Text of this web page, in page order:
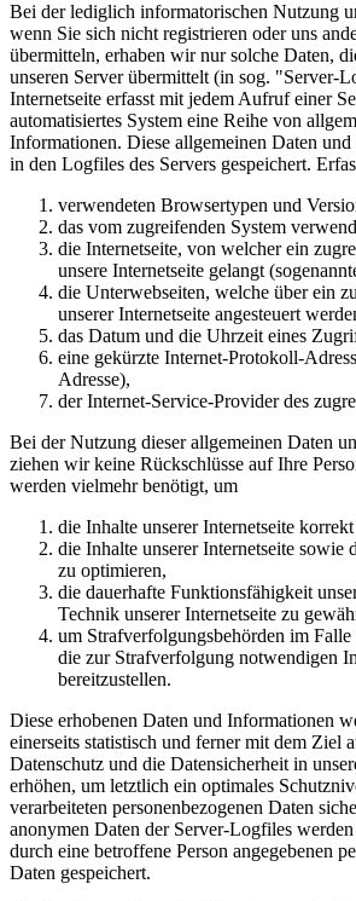
Bei der lediglich informatorischen Nutzung
wenn Sie sich nicht registrieren oder uns
übermitteln, erhaben wir nur solche Daten,
unseren Server übermittelt (in sog. "Server-
Internetseite erfasst mit jedem Aufruf einer
automatisiertes System eine Reihe von
Informationen. Diese allgemeinen Daten
in den Logfiles des Servers gespeichert.
verwendeten Browsertypen und
das vom zugreifenden System
die Internetseite, von welcher ein
unsere Internetseite gelangt
die Unterwebseiten, welche über ein
unserer Internetseite angesteuert
das Datum und die Uhrzeit eines
eine gekürzte Internet-Protokoll-
Adresse),
der Internet-Service-Provider des
Bei der Nutzung dieser allgemeinen Daten
ziehen wir keine Rückschlüsse auf Ihre
werden vielmehr benötigt, um
die Inhalte unserer Internetseite
die Inhalte unserer Internetseite sowie
zu optimieren,
die dauerhafte Funktionsfähigkeit
Technik unserer Internetseite zu
um Strafverfolgungsbehörden im
die zur Strafverfolgung notwendigen
bereitzustellen.
Diese erhobenen Daten und Informationen
einerseits statistisch und ferner mit dem Ziel
Datenschutz und die Datensicherheit in
erhöhen, um letztlich ein optimales
verarbeiteten personenbezogenen Daten
anonymen Daten der Server-Logfiles
durch eine betroffene Person angegebenen
Daten gespeichert.